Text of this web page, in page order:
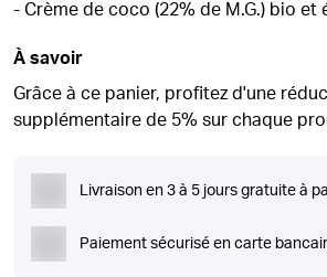
- Crème de coco (22% de M.G.) bio et
À savoir
Grâce à ce panier, profitez d'une
supplémentaire de 5% sur chaque
Livraison en 3 à 5 jours gratuite à
Paiement sécurisé en carte